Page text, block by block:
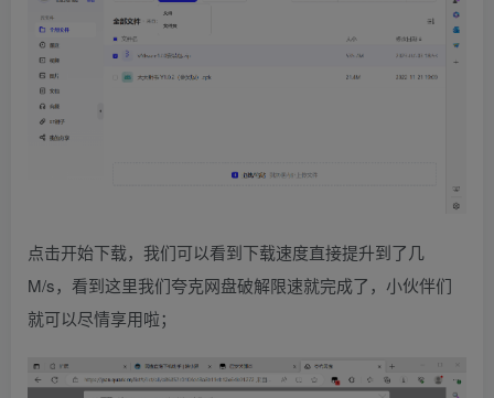
点击开始下载，我们可以看到下载速度直接提升到了几
M/s，看到这里我们夸克网盘破解限速就完成了，小伙伴们
就可以尽情享用啦；